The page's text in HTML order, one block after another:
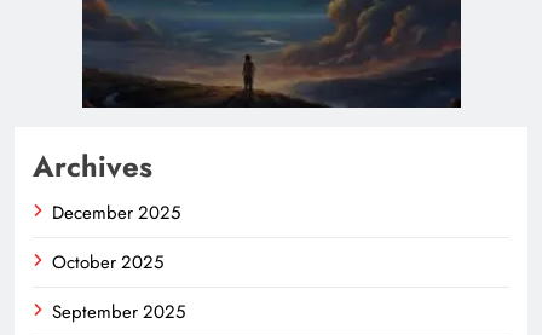
Archives
December 2025
October 2025
September 2025